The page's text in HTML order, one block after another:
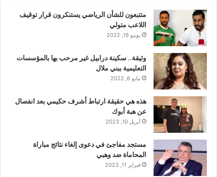
متتبعون للشأن الرياضي يستنكرون قرار توقيف
اللاعب متولي
يونيو 19, 2022
وثيقة.. سكينة درابيل غير مرحب بها بالمؤسسات
التعليمية ببني ملال
مايو 6, 2022
هذه هي حقيقة ارتباط أشرف حكيمي بعد انفصال
عن هبة أبوك
أبريل 10, 2023
مستجد مفاجئ في دعوى إلغاء نتائج مباراة
المحاماة ضد وهبي
فبراير 11, 2023